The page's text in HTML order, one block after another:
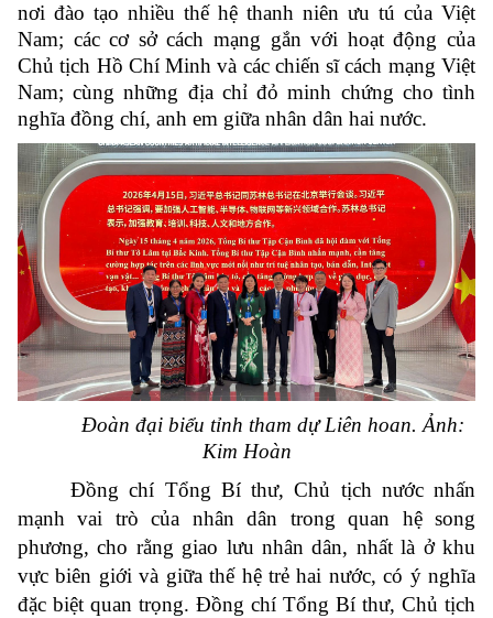
nơi đào tạo nhiều thế hệ thanh niên ưu tú của Việt
Nam; các cơ sở cách mạng gắn với hoạt động của
Chủ tịch Hồ Chí Minh và các chiến sĩ cách mạng Việt
Nam; cùng những địa chỉ đỏ minh chứng cho tình
nghĩa đồng chí, anh em giữa nhân dân hai nước.
Đoàn đại biểu tỉnh tham dự Liên hoan. Ảnh:
Kim Hoàn
Đồng chí Tổng Bí thư, Chủ tịch nước nhấn
mạnh vai trò của nhân dân trong quan hệ song
phương, cho rằng giao lưu nhân dân, nhất là ở khu
vực biên giới và giữa thế hệ trẻ hai nước, có ý nghĩa
đặc biệt quan trọng. Đồng chí Tổng Bí thư, Chủ tịch